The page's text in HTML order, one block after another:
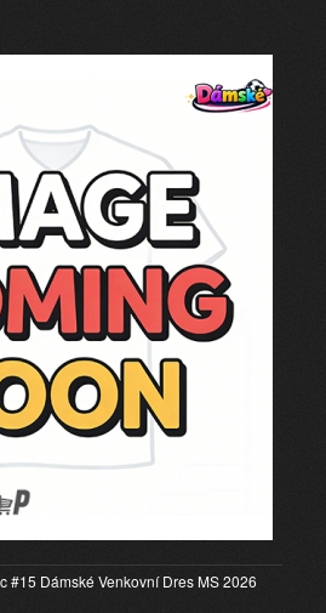
#15 Dámské Venkovní Dres MS 2026